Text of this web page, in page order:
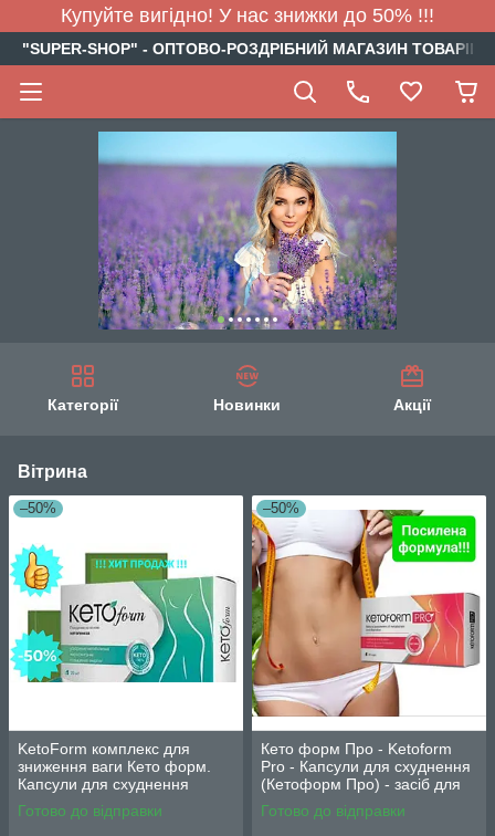
Купуйте вигідно! У нас знижки до 50% !!!
"SUPER-SHOP" - ОПТОВО-РОЗДРІБНИЙ МАГАЗИН
Категорії Новинки Акції
Вітрина
–50%
KetoForm комплекс для
зниження ваги Кето форм.
Капсули для схуднення
КетоФорм
Готово до відправки
–50%
Кето форм Про - Ketoform
Pro - Капсули для схуднення
(Кетоформ Про) - засіб для
зниження ваги Кето форм
Про
Готово до відправки